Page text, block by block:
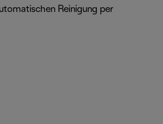
Reinigung per